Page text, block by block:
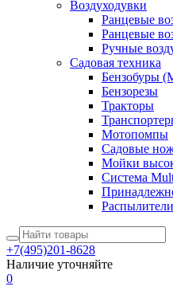
Воздуходувки
Ранцевые
Ранцевые
Ручные
Садовая техника
Бензобуры
Бензорезы
Тракторы
Мотопомпы
Садовые
Мойки
Система
Распылители
+7(495)201-8628
Наличие уточняйте
0